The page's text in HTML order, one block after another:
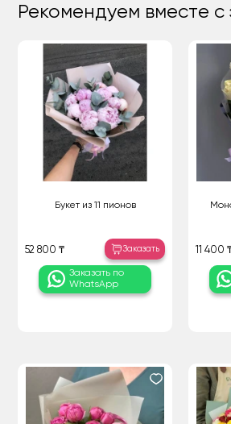
Рекомендуем вместе с
Букет из 11 пионов
52 800 ₸ Заказать
Заказать по
WhatsApp
11 400